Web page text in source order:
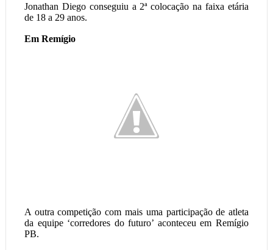
Jonathan Diego conseguiu a 2ª colocação na faixa etária
de 18 a 29 anos.
Em Remígio
A outra competição com mais uma participação de atleta
da equipe ‘corredores do futuro’ aconteceu em Remígio
PB.